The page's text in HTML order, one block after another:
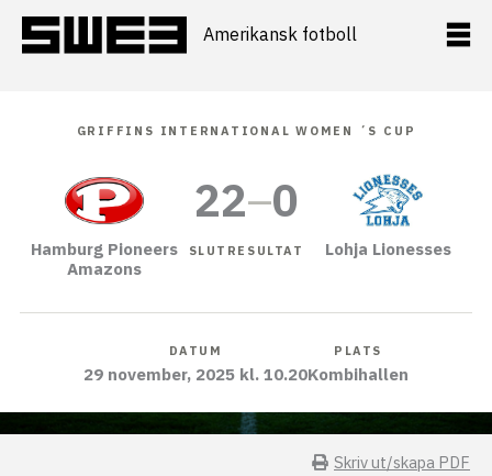
innehåll
Amerikansk fotboll
GRIFFINS INTERNATIONAL WOMEN ´S CUP
Hamburg Pioneers
Amazons
22–0
SLUTRESULTAT Lohja Lionesses
DATUM
29 november, 2025 kl. 10.20
PLATS
Kombihallen
Skriv ut/skapa PDF